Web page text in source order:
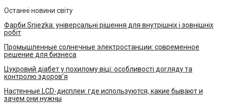
Останні новини світу
Фарби Sniezka: універсальні рішення для внутрішніх і зовнішніх
робіт
Промышленные солнечные электростанции: современное
решение для бизнеса
Цукровий діабет у похилому віці: особливості догляду та
контролю здоров’я
Настенные LCD-дисплеи: где используются, какие бывают и
зачем они нужны